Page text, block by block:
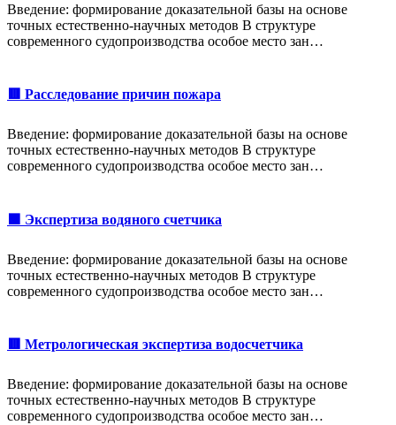
Введение: формирование доказательной базы на основе
точных естественно-научных методов В структуре
современного судопроизводства особое место зан…
🟥 Расследование причин пожара
Введение: формирование доказательной базы на основе
точных естественно-научных методов В структуре
современного судопроизводства особое место зан…
🟩 Экспертиза водяного счетчика
Введение: формирование доказательной базы на основе
точных естественно-научных методов В структуре
современного судопроизводства особое место зан…
🟥 Метрологическая экспертиза водосчетчика
Введение: формирование доказательной базы на основе
точных естественно-научных методов В структуре
современного судопроизводства особое место зан…